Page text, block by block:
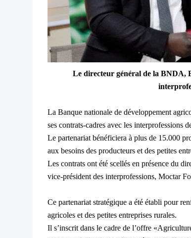
Le directeur général de la BNDA,
La Banque nationale de développement
ses contrats-cadres avec les interprofessions
Le partenariat bénéficiera à plus de 15.000
aux besoins des producteurs et des petites
Les contrats ont été scellés en présence du
vice-président des interprofessions, Moctar
Ce partenariat stratégique a été établi pour
agricoles et des petites entreprises rurales.
Il s’inscrit dans le cadre de l’offre